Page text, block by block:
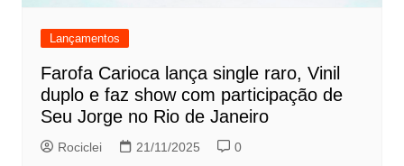
Lançamentos
Farofa Carioca lança single raro, Vinil
duplo e faz show com participação de
Seu Jorge no Rio de Janeiro
Rociclei 21/11/2025 0